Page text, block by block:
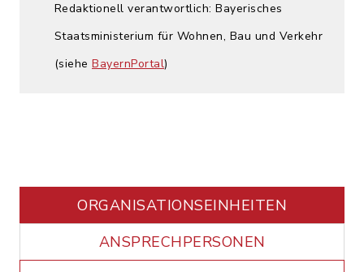
Redaktionell verantwortlich: Bayerisches
Staatsministerium für Wohnen, Bau und Verkehr
(siehe BayernPortal)
ORGANISATIONS­EINHEITEN
ANSPRECHPERSONEN